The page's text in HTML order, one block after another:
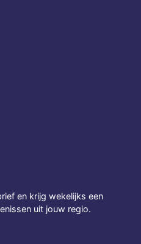
en krijg wekelijks een
uit jouw regio.